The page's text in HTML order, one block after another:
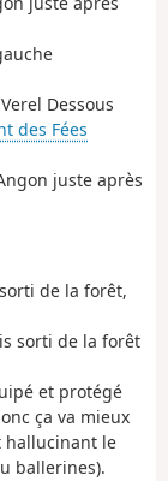
Dessous
des Fées
juste après
de la forêt,
sorti de la forêt
et protégé
ça va mieux
hallucinant le
ballerines).